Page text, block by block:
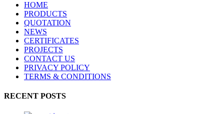
HOME
PRODUCTS
QUOTATION
NEWS
CERTIFICATES
PROJECTS
CONTACT US
PRIVACY POLICY
TERMS & CONDITIONS
RECENT POSTS